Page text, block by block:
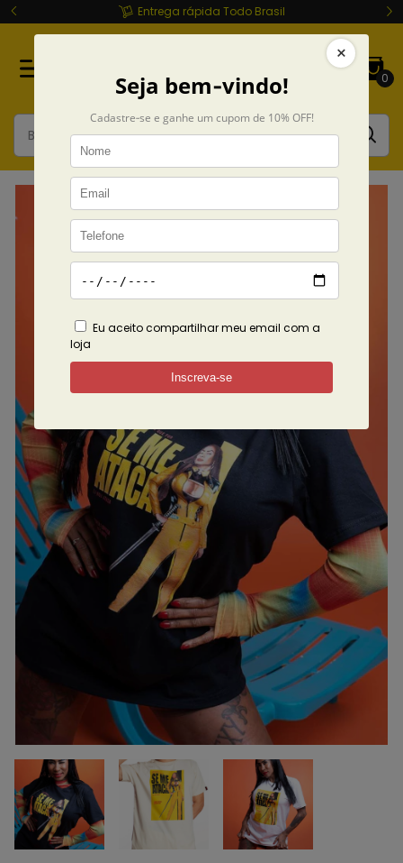
Frete Grátis em +$250 Troca Gratuita
0